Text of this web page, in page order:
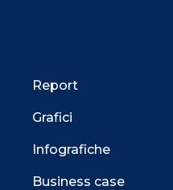
Report
Grafici
Infografiche
Business case